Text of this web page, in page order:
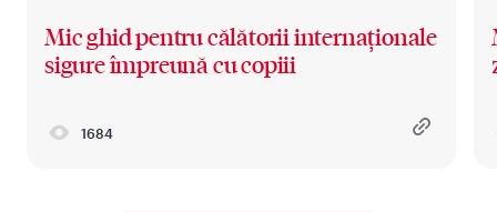
Mic ghid pentru călătorii internaționale
sigure împreună cu copiii
1684